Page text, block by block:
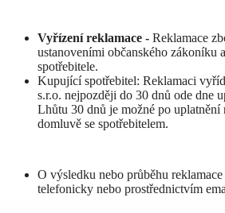
Vyřízení reklamace - Reklamace
ustanoveními občanského zákoníku
spotřebitele.
Kupující spotřebitel: Reklamaci
s.r.o. nejpozději do 30 dnů ode dne
Lhůtu 30 dnů je možné po uplatnění
domluvě se spotřebitelem.
O výsledku nebo průběhu
telefonicky nebo prostřednictvím